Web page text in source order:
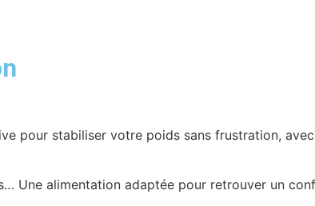
pour stabiliser votre poids sans frustration, avec
Une alimentation adaptée pour retrouver un